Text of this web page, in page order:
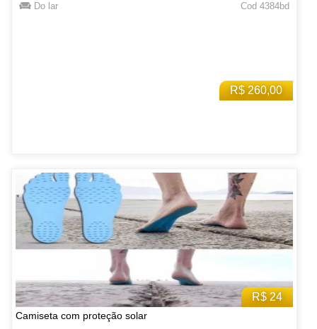
R$ 260,00
Do lar Cod 4384bd
R$ 24
Camiseta com proteção solar